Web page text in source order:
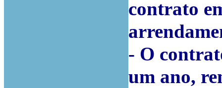
contrato
- O
um ano,